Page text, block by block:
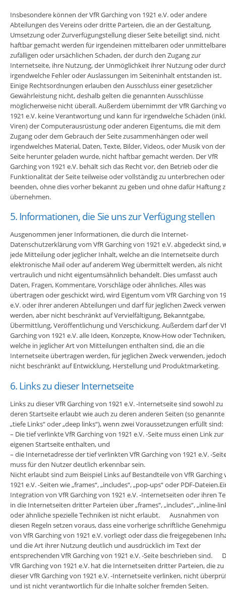
Insbesondere können der VfR Garching von 1921 e.V. oder andere
Abteilungen des Vereins oder dritte Parteien, die an der Gestaltung,
Umsetzung oder Zurverfügungstellung dieser Seite beteiligt sind, nicht
haftbar gemacht werden für irgendeinen mittelbaren oder
zufälligen oder ursächlichen Schaden, der durch den Zugang zur
Internetseite, ihre Nutzung, der Unmöglichkeit ihrer Nutzung oder
irgendwelche Fehler oder Auslassungen im Seiteninhalt entstanden ist.
Einige Rechtsordnungen erlauben den Ausschluss einer gesetzlicher
Gewährleistung nicht, deshalb gelten die genannten Ausschlüsse
möglicherweise nicht überall. Außerdem übernimmt der VfR Garching
1921 e.V. keine Verantwortung und kann für irgendwelche Schäden (inkl.
Viren) der Computerausrüstung oder anderen Eigentums, die mit dem
Zugang oder dem Gebrauch der Seite zusammenhängen oder weil
irgendwelches Material, Daten, Texte, Bilder, Videos, oder Musik von der
Seite herunter geladen wurde, nicht haftbar gemacht werden. Der VfR
Garching von 1921 e.V. behält sich das Recht vor, den Betrieb oder die
Funktionalität der Seite teilweise oder vollständig zu unterbrechen oder
beenden, ohne dies vorher bekannt zu geben und ohne dafür Haftung
übernehmen.
5. Informationen, die Sie uns zur Verfügung stellen
Ausgenommen jener Informationen, die durch die Internet-
Datenschutzerklärung vom VfR Garching von 1921 e.V. abgedeckt sind,
jede Mitteilung oder jeglicher Inhalt, welche an die Internetseite durch
elektronische Mail oder auf anderem Weg übermittelt werden, als nicht
vertraulich und nicht eigentumsähnlich behandelt. Dies umfasst auch
Daten, Fragen, Kommentare, Vorschläge oder ähnliches. Alles was
übertragen oder geschickt wird, wird Eigentum vom VfR Garching von
e.V. oder ihrer anderen Abteilungen und darf für jeglichen Zweck
werden, aber nicht beschränkt auf Vervielfältigung, Bekanntgabe,
Übermittlung, Veröffentlichung und Verschickung. Außerdem darf der
Garching von 1921 e.V. alle Ideen, Konzepte, Know-How oder Techniken,
welche in jeglicher Art von Mitteilungen enthalten sind, die an die
Internetseite übertragen werden, für jeglichen Zweck verwenden, jedoch
nicht beschränkt auf Entwicklung, Herstellung und Produktmarketing.
6. Links zu dieser Internetseite
Links zu dieser VfR Garching von 1921 e.V. -Internetseite sind sowohl zu
deren Startseite erlaubt wie auch zu deren anderen Seiten (so genannte
„tiefe Links“ oder „deep links“), wenn zwei Voraussetzungen erfüllt sind:
– Die tief verlinkte VfR Garching von 1921 e.V. -Seite muss einen Link zur
eigenen Startseite enthalten, und
– die Internetadresse der tief verlinkten VfR Garching von 1921 e.V. -
muss für den Nutzer deutlich erkennbar sein.
Nicht erlaubt sind zum Beispiel Links auf Bestandteile von VfR Garching
1921 e.V. -Seiten wie „frames“, „includes“, „pop-ups“ oder PDF-
Integration von VfR Garching von 1921 e.V. -Internetseiten oder ihren
in die Internetseiten dritter Parteien über „frames“, „includes“, „inline-
oder ähnliche spezielle Techniken ist nicht erlaubt. Ausnahmen von
diesen Regeln setzen voraus, dass eine vorherige schriftliche
von VfR Garching von 1921 e.V. vorliegt oder dass die freigegebenen
und die Art ihrer Nutzung deutlich und ausdrücklich im Text der
entsprechenden VfR Garching von 1921 e.V. -Seite beschrieben sind.
VfR Garching von 1921 e.V. hat die Internetseiten dritter Parteien, die zu
dieser VfR Garching von 1921 e.V. -Internetseite verlinken, nicht
und ist nicht verantwortlich für die Inhalte solcher fremden Seiten.